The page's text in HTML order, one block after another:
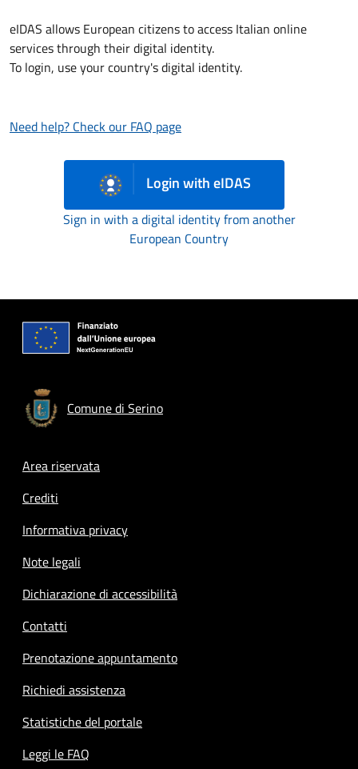
eIDAS allows European citizens to access Italian online
services through their digital identity.
To login, use your country's digital identity.
Need help? Check our FAQ page
Login with eIDAS
Sign in with a digital identity from another
European Country
Comune di Serino
Footer menu
Area riservata
Crediti
Informativa privacy
Note legali
Dichiarazione di accessibilità
Contatti
Prenotazione appuntamento
Richiedi assistenza
Statistiche del portale
Leggi le FAQ